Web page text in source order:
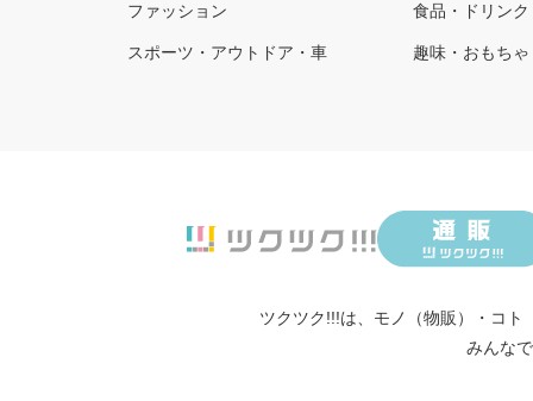
ファッション 食品・ドリンク
スポーツ・アウトドア・車 趣味・おもちゃ
ツクツク!!!は、 モノ（物販） ・ コト
みんな